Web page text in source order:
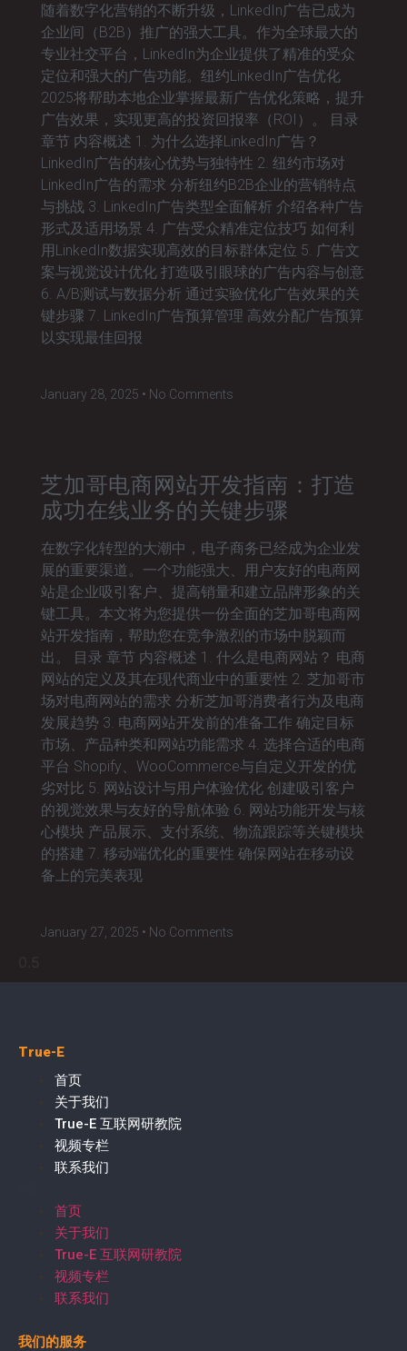
随着数字化营销的不断升级，LinkedIn广告已成为
企业间（B2B）推广的强大工具。作为全球最大的
专业社交平台，LinkedIn为企业提供了精准的受众
定位和强大的广告功能。纽约LinkedIn广告优化
2025将帮助本地企业掌握最新广告优化策略，提升
广告效果，实现更高的投资回报率（ROI）。 目录
章节 内容概述 1. 为什么选择LinkedIn广告？
LinkedIn广告的核心优势与独特性 2. 纽约市场对
LinkedIn广告的需求 分析纽约B2B企业的营销特点
与挑战 3. LinkedIn广告类型全面解析 介绍各种广告
形式及适用场景 4. 广告受众精准定位技巧 如何利
用LinkedIn数据实现高效的目标群体定位 5. 广告文
案与视觉设计优化 打造吸引眼球的广告内容与创意
6. A/B测试与数据分析 通过实验优化广告效果的关
键步骤 7. LinkedIn广告预算管理 高效分配广告预算
以实现最佳回报
January 28, 2025 No Comments
芝加哥电商网站开发指南：打造
成功在线业务的关键步骤
在数字化转型的大潮中，电子商务已经成为企业发
展的重要渠道。一个功能强大、用户友好的电商网
站是企业吸引客户、提高销量和建立品牌形象的关
键工具。本文将为您提供一份全面的芝加哥电商网
站开发指南，帮助您在竞争激烈的市场中脱颖而
出。 目录 章节 内容概述 1. 什么是电商网站？ 电商
网站的定义及其在现代商业中的重要性 2. 芝加哥市
场对电商网站的需求 分析芝加哥消费者行为及电商
发展趋势 3. 电商网站开发前的准备工作 确定目标
市场、产品种类和网站功能需求 4. 选择合适的电商
平台 Shopify、WooCommerce与自定义开发的优
劣对比 5. 网站设计与用户体验优化 创建吸引客户
的视觉效果与友好的导航体验 6. 网站功能开发与核
心模块 产品展示、支付系统、物流跟踪等关键模块
的搭建 7. 移动端优化的重要性 确保网站在移动设
备上的完美表现
January 27, 2025 No Comments
True-E
首页
关于我们
True-E 互联网研教院
视频专栏
联系我们
首页
关于我们
True-E 互联网研教院
视频专栏
联系我们
我们的服务